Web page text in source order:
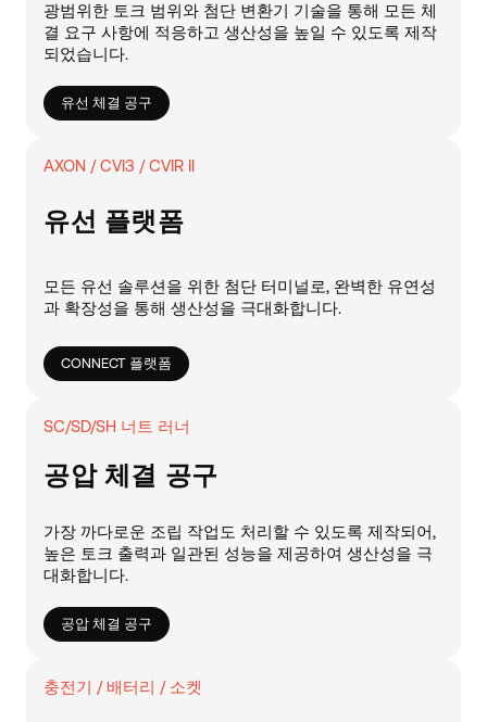
광범위한 토크 범위와 첨단 변환기 기술을 통해 모든 체
결 요구 사항에 적응하고 생산성을 높일 수 있도록 제작
되었습니다.
유선 체결 공구
AXON / CVI3 / CVIR II
유선 플랫폼
모든 유선 솔루션을 위한 첨단 터미널로, 완벽한 유연성
과 확장성을 통해 생산성을 극대화합니다.
CONNECT 플랫폼
SC/SD/SH 너트 러너
공압 체결 공구
가장 까다로운 조립 작업도 처리할 수 있도록 제작되어,
높은 토크 출력과 일관된 성능을 제공하여 생산성을 극
대화합니다.
공압 체결 공구
충전기 / 배터리 / 소켓